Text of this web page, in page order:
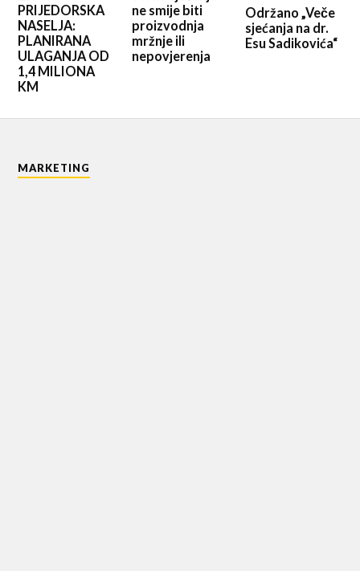
PRIJEDORSKA
NASELJA:
PLANIRANA
ULAGANJA OD
1,4 MILIONA
KM
ne smije biti
proizvodnja
mržnje ili
nepovjerenja
Održano „Veče
sjećanja na dr.
Esu Sadikovića“
MARKETING